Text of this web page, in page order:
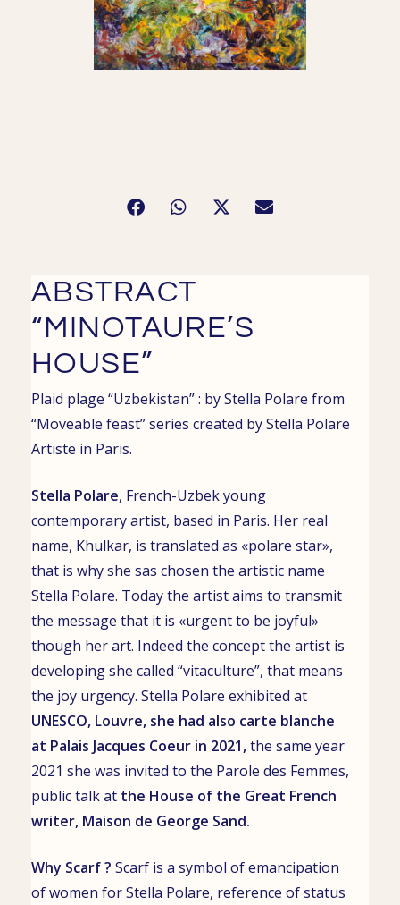
ABSTRACT
“MINOTAURE’S
HOUSE”
Plaid plage “Uzbekistan” : by Stella Polare from
“Moveable feast” series created byStella Polare
Artiste in Paris.
Stella Polare, French-Uzbek young
contemporary artist, based in Paris. Her real
name, Khulkar, is translated as «polare star»,
that is why she sas chosen the artistic name
Stella Polare. Today the artist aims to transmit
the message that it is «urgent to be joyful»
though her art. Indeed the concept the artist is
developing she called “vitaculture”, that means
the joy urgency. Stella Polare exhibited at
UNESCO, Louvre, she had also carte blanche
at Palais Jacques Coeur in 2021,the same year
2021 she was invited to the Parole des Femmes,
public talkat the House of the Great French
writer, Maison de George Sand.
Why Scarf ? Scarf is a symbol of emancipation
of women for Stella Polare, reference of status